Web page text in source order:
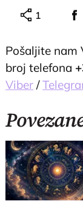
1
Pošaljite nam
broj telefona
Viber /